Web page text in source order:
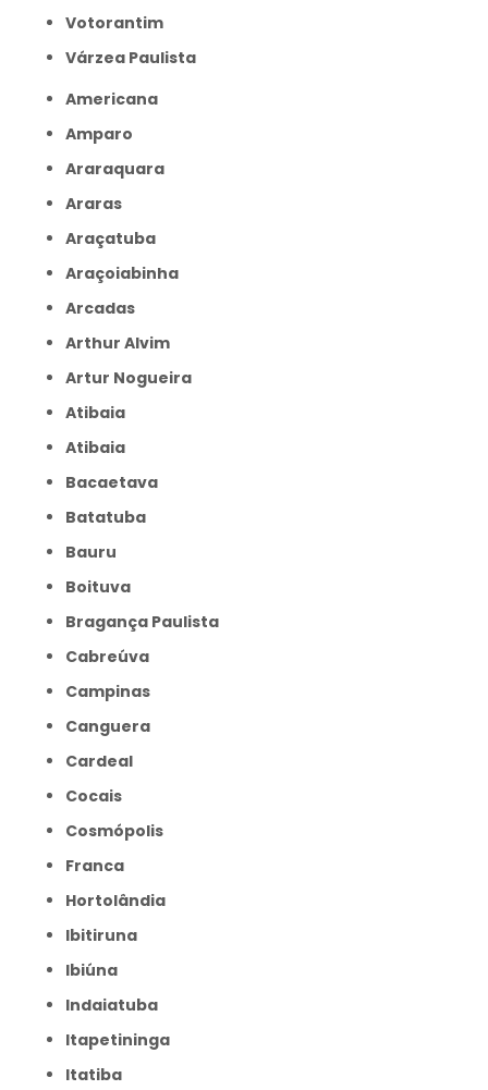
Votorantim
Várzea Paulista
Americana
Amparo
Araraquara
Araras
Araçatuba
Araçoiabinha
Arcadas
Arthur Alvim
Artur Nogueira
Atibaia
Atibaia
Bacaetava
Batatuba
Bauru
Boituva
Bragança Paulista
Cabreúva
Campinas
Canguera
Cardeal
Cocais
Cosmópolis
Franca
Hortolândia
Ibitiruna
Ibiúna
Indaiatuba
Itapetininga
Itatiba